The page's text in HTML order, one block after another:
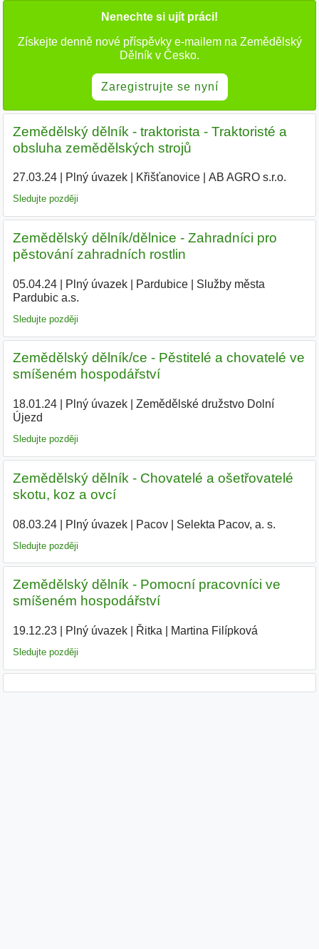
Nenechte si ujít práci!
Získejte denně nové příspěvky e-mailem na Zemědělský
Dělník v Česko.
Zaregistrujte se nyní
Zemědělský dělník - traktorista - Traktoristé a
obsluha zemědělských strojů
27.03.24| Plný úvazek| Křišťanovice| AB AGRO s.r.o.
Sledujte později
Zemědělský dělník/dělnice - Zahradníci pro
pěstování zahradních rostlin
05.04.24| Plný úvazek| Pardubice|
Služby města
Pardubic a.s.
Sledujte později
Zemědělský dělník/ce - Pěstitelé a chovatelé ve
smíšeném hospodářství
18.01.24| Plný úvazek|
Zemědělské družstvo Dolní
Újezd
Sledujte později
Zemědělský dělník - Chovatelé a ošetřovatelé
skotu, koz a ovcí
08.03.24| Plný úvazek| Pacov| Selekta Pacov, a. s.
Sledujte později
Zemědělský dělník - Pomocní pracovníci ve
smíšeném hospodářství
19.12.23| Plný úvazek| Řitka Martina Filípková
Sledujte později